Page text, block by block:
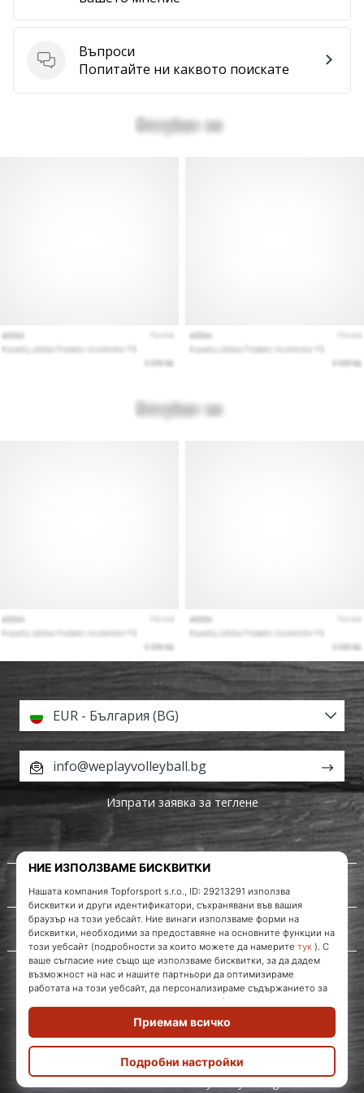
Покажи
статии
Въпроси
Въпроси
Попитайте ни каквото поискате
WePlayVolleyball.bg
За нас
Обслужване на клиенти
EUR - България (BG)
info@weplayvolleyball.bg
Изпрати заявка за теглене
© 2010 – 2026 WePlayVolleyball.bg